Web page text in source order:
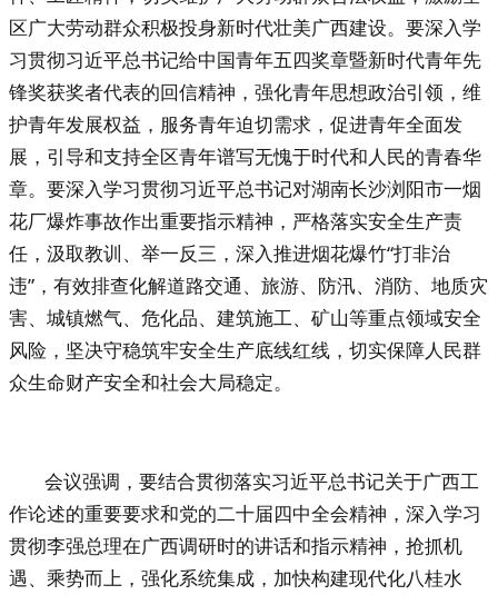
区广大劳动群众积极投身新时代壮美广西建设。 要深入学
习贯彻习近平总书记给中国青年五四奖章暨新时代青年先
锋奖获奖者代表的回信精神，强化青年思想政治引领，维
护青年发展权益，服务青年迫切需求，促进青年全面发
展，引导和支持全区青年谱写无愧于时代和人民的青春华
章。 要深入学习贯彻习近平总书记对湖南长沙浏阳市一烟
花厂爆炸事故作出重要指示精神， 严格落实安全生产责
任，汲取教训、举一反三，深入推进烟花爆竹“打非治
违”，有效排查化解道路交通、旅游、防汛、消防、地质灾
害、城镇燃气、危化品、建筑施工、矿山等重点领域安全
风险， 坚决守稳筑牢安全生产底线红线 ，切实保障人民群
众生命财产安全和社会大局稳定。
会议强调，要结合贯彻落实习近平总书记关于广西工
作论述的重要要求和党的二十届四中全会精神，深入学习
贯彻李强总理在广西调研时的讲话和指示精神，抢抓机
遇、乘势而上， 强化系统集成， 加快构建现代化八桂水